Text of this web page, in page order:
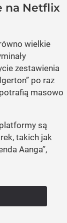
na Netflix
wielkie
zestawienia
po raz
masowo
są
takich jak
Aanga”,